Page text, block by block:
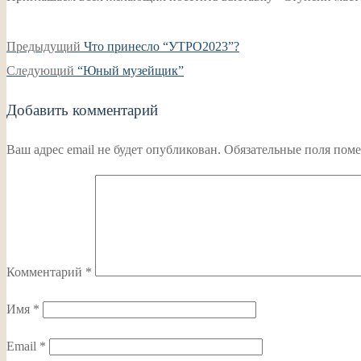
Навигация
по
Предыдущий Предыдущая
запись:
Что принесло “УТРО2023”?
Следующий Следующая
“Юный музейщик”
Добавить комментарий
Ваш адрес email не будет опубликован. Обязательные поля
Комментарий *
Имя *
Email *